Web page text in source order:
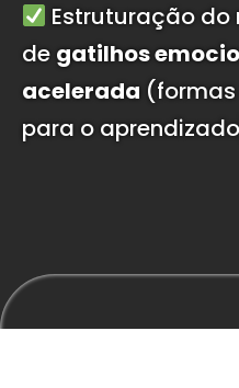
Estruturação
de gatilhos
acelerada
para o